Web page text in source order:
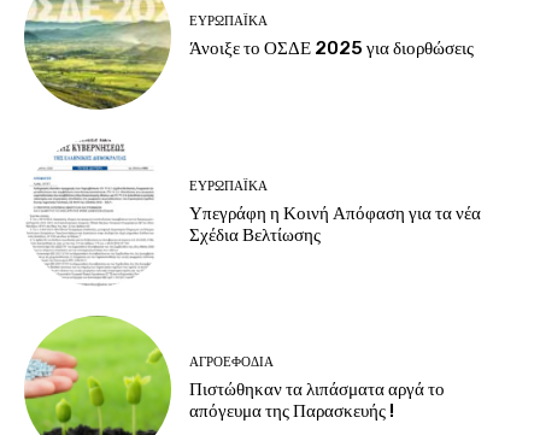
ΕΥΡΩΠΑΪΚΆ
Άνοιξε το ΟΣΔΕ 2025 για διορθώσεις
ΕΥΡΩΠΑΪΚΆ
Υπεγράφη η Κοινή Απόφαση για τα νέα
Σχέδια Βελτίωσης
ΑΓΡΟΕΦΌΔΙΑ
Πιστώθηκαν τα λιπάσματα αργά το
απόγευμα της Παρασκευής !